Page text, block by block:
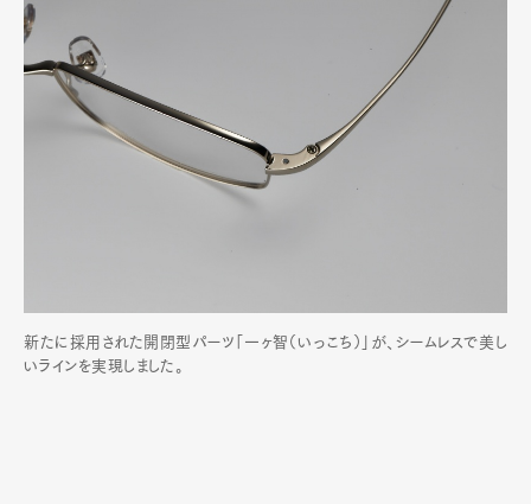
新たに採用された開閉型パーツ「一ヶ智（いっこち）」が、シームレスで美し
いラインを実現しました。